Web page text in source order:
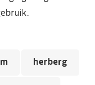
herberg